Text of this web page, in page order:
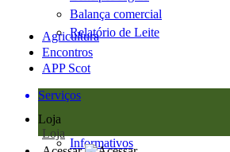
Balança comercial
Relatório de Leite
Agricultura
Encontros
APP Scot
Serviços
Loja
Loja
Informativos